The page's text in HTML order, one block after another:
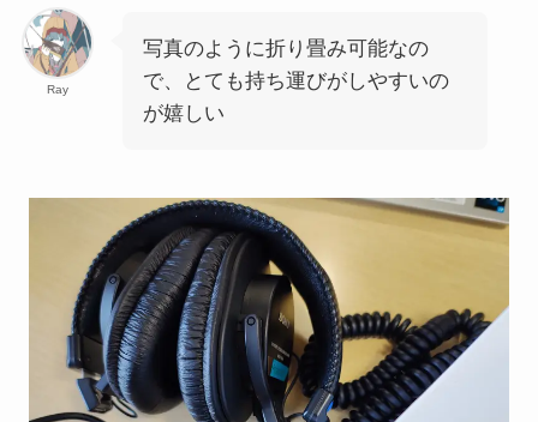
Ray
写真のように折り畳み可能なの
で、とても持ち運びがしやすいの
が嬉しい